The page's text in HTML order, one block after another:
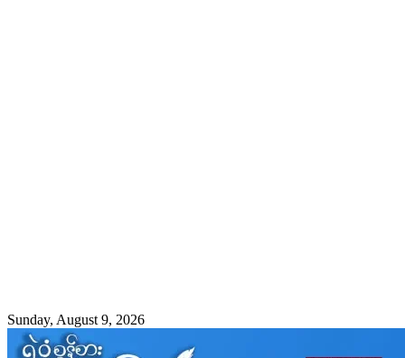
Sunday, August 9, 2026